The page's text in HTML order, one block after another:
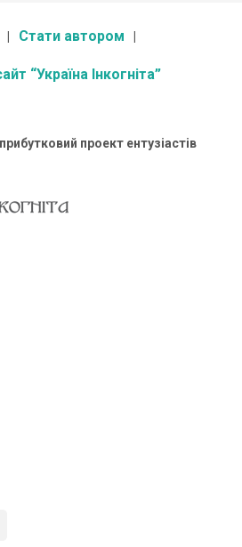
Стати автором
“Україна Інкогніта”
проект ентузіастів